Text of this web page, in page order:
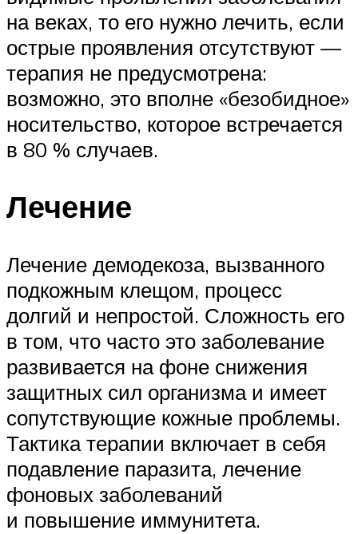
на веках, то его нужно лечить, если
острые проявления отсутствуют —
терапия не предусмотрена:
возможно, это вполне «безобидное»
носительство, которое встречается
в 80 % случаев.
Лечение
Лечение демодекоза, вызванного
подкожным клещом, процесс
долгий и непростой. Сложность его
в том, что часто это заболевание
развивается на фоне снижения
защитных сил организма и имеет
сопутствующие кожные проблемы.
Тактика терапии включает в себя
подавление паразита, лечение
фоновых заболеваний
и повышение иммунитета.